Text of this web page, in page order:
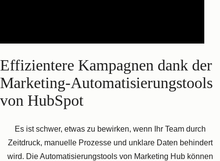
Effizientere Kampagnen dank der
Marketing-Automatisierungstools
von HubSpot
Es ist schwer, etwas zu bewirken, wenn Ihr Team durch
Zeitdruck, manuelle Prozesse und unklare Daten behindert
wird. Die Automatisierungstools von Marketing Hub können